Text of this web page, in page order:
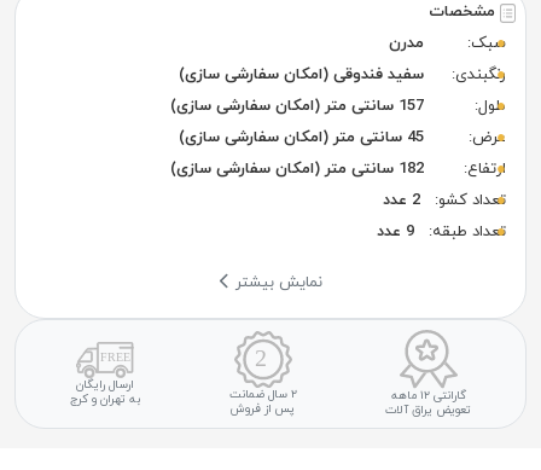
مشخصات
سبک:
مدرن
رنگبندی:
سفید فندوقی (امکان سفارشی سازی)
طول:
157 سانتی متر (امکان سفارشی سازی)
عرض:
45 سانتی متر (امکان سفارشی سازی)
ارتفاع:
182 سانتی متر (امکان سفارشی سازی)
تعداد کشو:
2 عدد
تعداد طبقه:
9 عدد
نمایش بیشتر
گارانتی ۱۲ ماهه
تعویض یراق آلات
۲ سال ضمانت
پس از فروش
ارسال رایگان
به تهران و کرج